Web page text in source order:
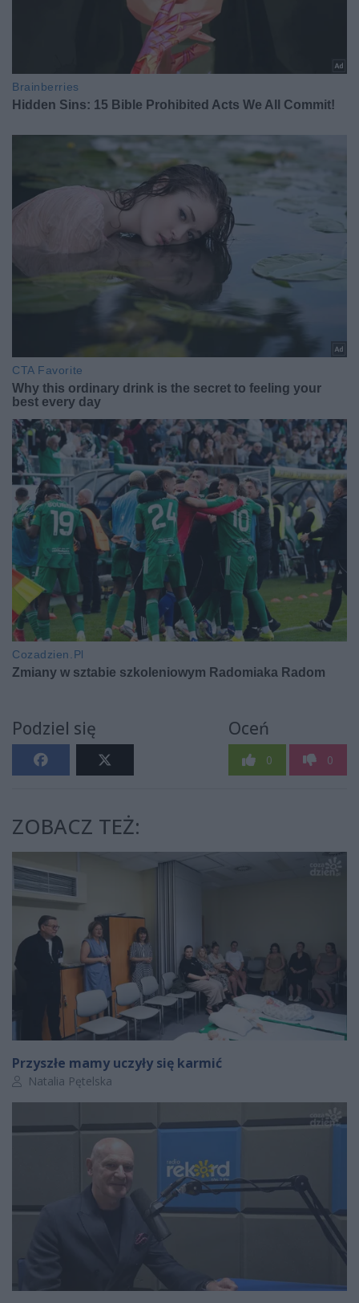
Podziel się Oceń
0 0
ZOBACZ TEŻ:
Przyszłe mamy uczyły się karmić
Autor artykułu:
Natalia Pętelska